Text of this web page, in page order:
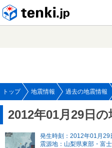
トップ 地震情報 過去の地震情報
2012年01月29日の
発生時刻：2012年01月29
震源地：山梨県東部・富